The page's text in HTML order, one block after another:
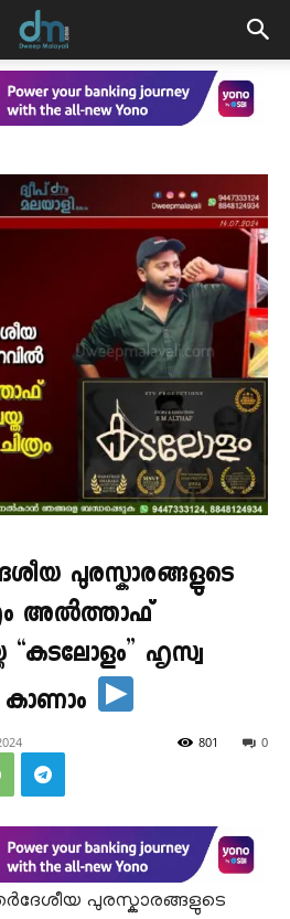
പുരസ്കാരങ്ങളുടെ
അൽത്താഫ്
“കടലോളം” ഹൃസ്വ
കാണാം
0
801
പുരസ്കാരങ്ങളുടെ